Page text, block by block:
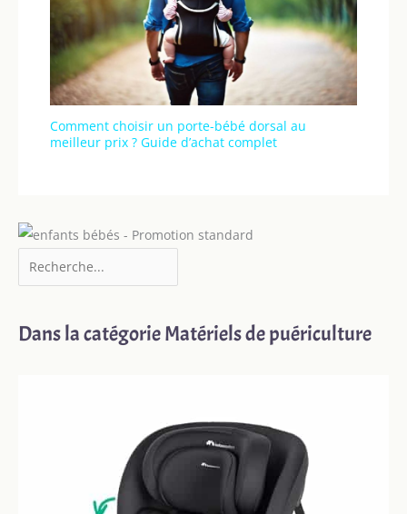
Comment choisir un porte-bébé dorsal au
meilleur prix ? Guide d’achat complet
Dans la catégorie Matériels de puériculture